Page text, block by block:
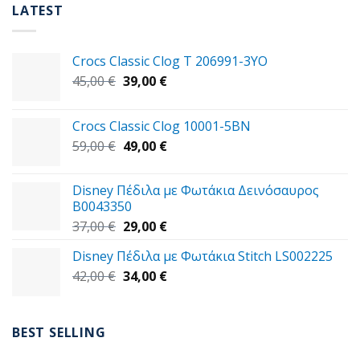
LATEST
Crocs Classic Clog T 206991-3YΟ
45,00€ Original
45,00 €.
39,00 €Η
είναι:
39,00 €.
Crocs Classic Clog 10001-5BN
59,00€ Original
59,00 €.
49,00 €Η
είναι:
Disney Πέδιλα με Φωτάκια Δεινόσαυρος
B0043350
37,00€ Original
was:
37,00 €.
29,00 €Η
τιμή
είναι:
Disney Πέδιλα με Φωτάκια Stitch LS002225
42,00€ Original
34,00 €Η
BEST SELLING